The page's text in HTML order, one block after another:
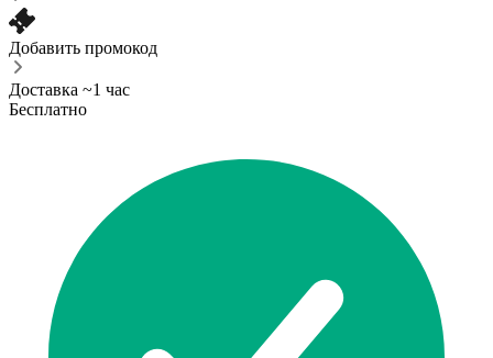
Добавить промокод
Доставка ~1 час
Бесплатно